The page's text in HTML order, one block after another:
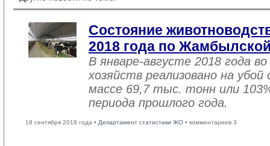
Состояние
2018 года по
В январе-августе 2018 года
хозяйств реализовано на
массе 69,7 тыс. тонн или
периода прошлого года.
18 сентября 2018 года • Департамент статистики ЖО • комментариев 3